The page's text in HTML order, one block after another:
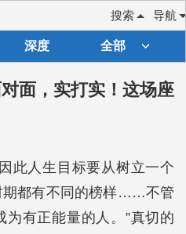
导航
搜索
深度 全部
面，实打实！这场座
此人生目标要从树立一个
期都有不同的榜样……不管
有正能量的人。”真切的